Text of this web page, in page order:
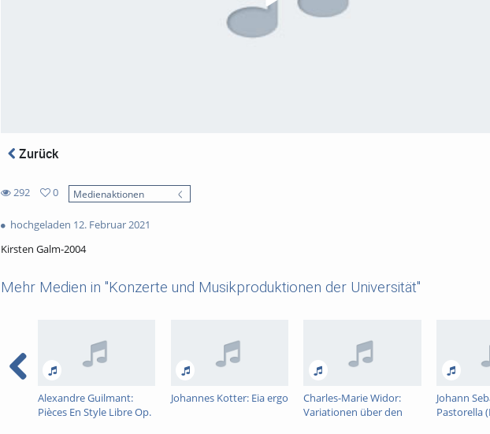
Zurück
292
views
0
favorites
Medienaktionen
hochgeladen 12. Februar 2021
Kirsten Galm-2004
Mehr Medien in "Konzerte und Musikproduktionen der Universität"
Alexandre Guilmant:
Pièces En Style Libre Op.
Johannes Kotter: Eia ergo
Charles-Marie Widor:
Variationen über den
Johann
Pastorella